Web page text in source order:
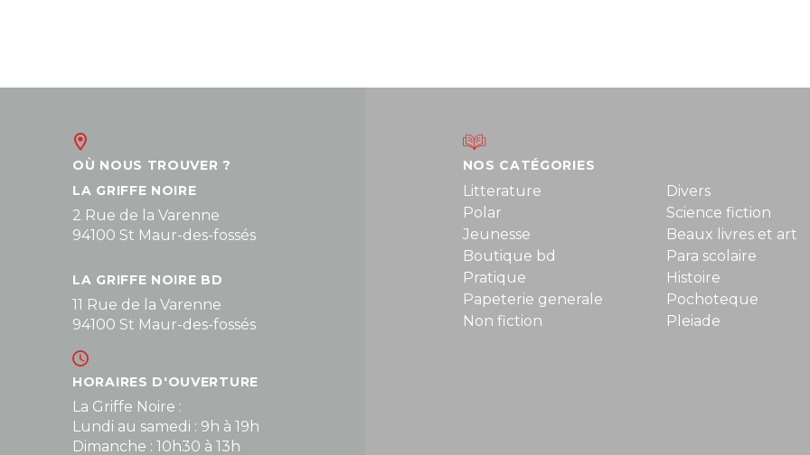
OÙ NOUS TROUVER ?
LA GRIFFE NOIRE
2 Rue de la Varenne
94100 St Maur-des-fossés
LA GRIFFE NOIRE BD
11 Rue de la Varenne
94100 St Maur-des-fossés
HORAIRES D'OUVERTURE
La Griffe Noire :
Lundi au samedi : 9h à 19h
Dimanche : 10h30 à 13h
NOS CATÉGORIES
Litterature
Polar
Jeunesse
Boutique bd
Pratique
Papeterie generale
Non fiction
Divers
Science fiction
Beaux livres et art
Para scolaire
Histoire
Pochoteque
Pleiade